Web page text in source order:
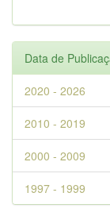
Data de
2020 - 2026
2010 - 2019
2000 - 2009
1997 - 1999